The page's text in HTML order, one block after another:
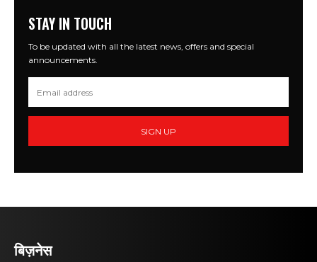
STAY IN TOUCH
To be updated with all the latest news, offers and special
announcements.
SIGN UP
बिज़नेस